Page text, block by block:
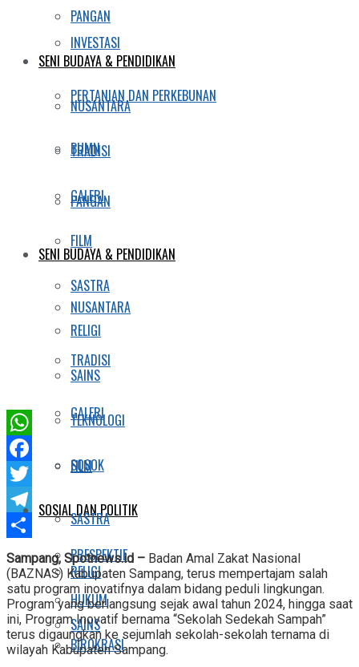
PANGAN
SENI BUDAYA & PENDIDIKAN
NUSANTARA
TRADISI
GALERI
FILM
SASTRA
RELIGI
SAINS
TEKNOLOGI
SOSOK
SOSIAL DAN POLITIK
PRESPEKTIF
HUKUM
BIROKRASI
INVESTASI
PERTANIAN DAN PERKEBUNAN
BUMN
PANGAN
SENI BUDAYA & PENDIDIKAN
NUSANTARA
TRADISI
GALERI
FILM
SASTRA
RELIGI
SAINS
WhatsApp
Facebook
Twitter
Telegram
Share
Sampang, Spotnews.id – Badan Amal Zakat Nasional
(BAZNAS) Kabupaten Sampang, terus mempertajam salah
satu program inovatifnya dalam bidang peduli lingkungan.
Program yang berlangsung sejak awal tahun 2024, hingga saat
ini, Program Inovatif bernama “Sekolah Sedekah Sampah”
terus digaungkan ke sejumlah sekolah-sekolah ternama di
wilayah Kabupaten Sampang.